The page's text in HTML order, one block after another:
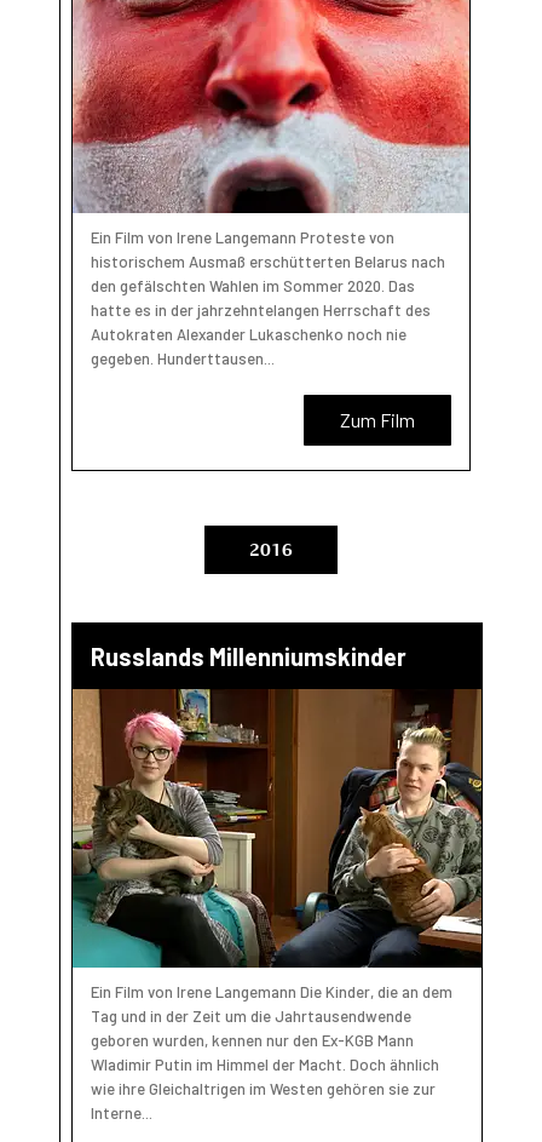
Ein Film von Irene Langemann Proteste von
historischem Ausmaß erschütterten Belarus nach
den gefälschten Wahlen im Sommer 2020. Das
hatte es in der jahrzehntelangen Herrschaft des
Autokraten Alexander Lukaschenko noch nie
gegeben. Hunderttausen...
Zum Film
2016
Russlands Millenniumskinder
Ein Film von Irene Langemann Die Kinder, die an dem
Tag und in der Zeit um die Jahrtausendwende
geboren wurden, kennen nur den Ex-KGB Mann
Wladimir Putin im Himmel der Macht. Doch ähnlich
wie ihre Gleichaltrigen im Westen gehören sie zur
Interne...